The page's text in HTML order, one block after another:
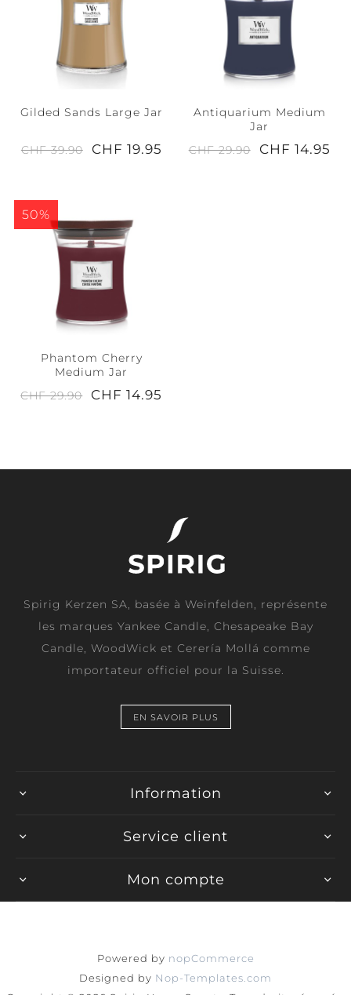
Gilded Sands Large Jar
CHF 39.90 CHF 19.95
Antiquarium Medium
Jar
CHF 29.90
CHF 14.95
50%
Phantom Cherry
Medium Jar
CHF 29.90
CHF 14.95
Spirig Kerzen SA, basée à Weinfelden, représente
les marques Yankee Candle, Chesapeake Bay
Candle, WoodWick et Cerería Mollá comme
importateur officiel pour la Suisse.
EN SAVOIR PLUS
Information
Service client
Mon compte
Powered by nopCommerce
Designed by Nop-Templates.com